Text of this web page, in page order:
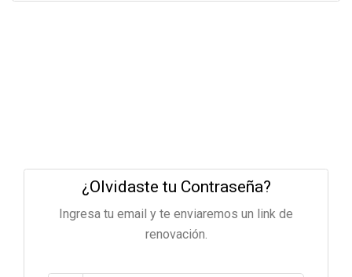
¿Olvidaste tu Contraseña?
Ingresa tu email y te enviaremos un link de
renovación.